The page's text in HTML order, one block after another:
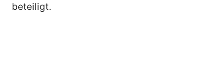
beteiligt.